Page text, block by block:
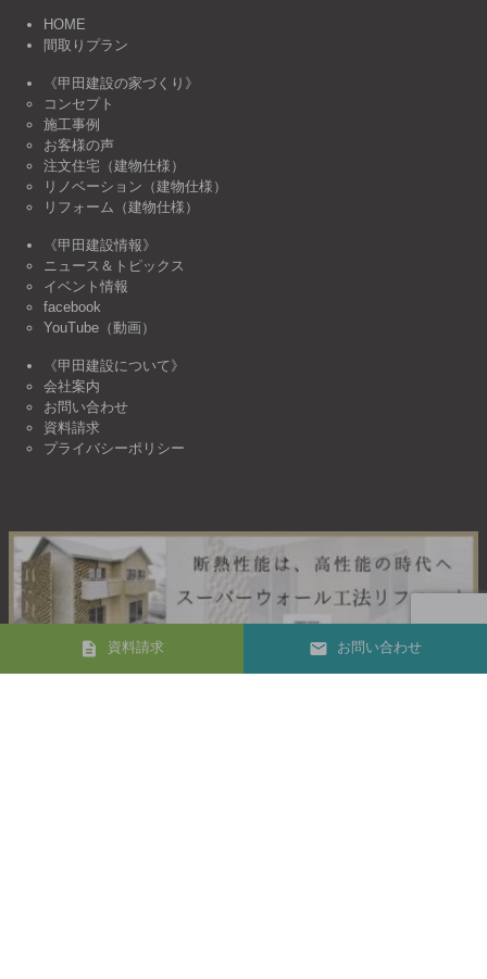
HOME
間取りプラン
《甲田建設の家づくり》
コンセプト
施工事例
お客様の声
注文住宅（建物仕様）
リノベーション（建物仕様）
リフォーム（建物仕様）
《甲田建設情報》
ニュース＆トピックス
イベント情報
facebook
YouTube（動画）
《甲田建設について》
会社案内
お問い合わせ
資料請求
プライバシーポリシー
資料請求 お問い合わせ